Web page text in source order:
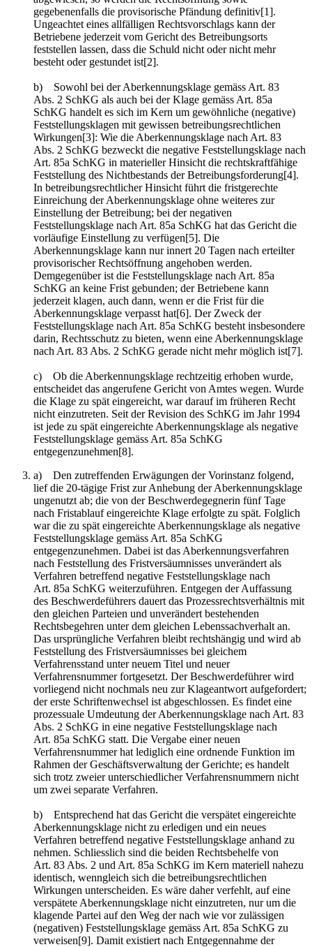
gegebenenfalls die provisorische Pfändung definitiv[1].
Ungeachtet eines allfälligen Rechtsvorschlags kann der
Betriebene jederzeit vom Gericht des Betreibungsorts
feststellen lassen, dass die Schuld nicht oder nicht mehr
besteht oder gestundet ist[2].
b) Sowohl bei der Aberkennungsklage gemäss Art. 83
Abs. 2 SchKG als auch bei der Klage gemäss Art. 85a
SchKG handelt es sich im Kern um gewöhnliche (negative)
Feststellungsklagen mit gewissen betreibungsrechtlichen
Wirkungen[3]: Wie die Aberkennungsklage nach Art. 83
Abs. 2 SchKG bezweckt die negative Feststellungsklage nach
Art. 85a SchKG in materieller Hinsicht die rechtskraftfähige
Feststellung des Nichtbestands der Betreibungsforderung[4].
In betreibungsrechtlicher Hinsicht führt die fristgerechte
Einreichung der Aberkennungsklage ohne weiteres zur
Einstellung der Betreibung; bei der negativen
Feststellungsklage nach Art. 85a SchKG hat das Gericht die
vorläufige Einstellung zu verfügen[5]. Die
Aberkennungsklage kann nur innert 20 Tagen nach erteilter
provisorischer Rechtsöffnung angehoben werden.
Demgegenüber ist die Feststellungsklage nach Art. 85a
SchKG an keine Frist gebunden; der Betriebene kann
jederzeit klagen, auch dann, wenn er die Frist für die
Aberkennungsklage verpasst hat[6]. Der Zweck der
Feststellungsklage nach Art. 85a SchKG besteht insbesondere
darin, Rechtsschutz zu bieten, wenn eine Aberkennungsklage
nach Art. 83 Abs. 2 SchKG gerade nicht mehr möglich ist[7].
c) Ob die Aberkennungsklage rechtzeitig erhoben wurde,
entscheidet das angerufene Gericht von Amtes wegen. Wurde
die Klage zu spät eingereicht, war darauf im früheren Recht
nicht einzutreten. Seit der Revision des SchKG im Jahr 1994
ist jede zu spät eingereichte Aberkennungsklage als negative
Feststellungsklage gemäss Art. 85a SchKG
entgegenzunehmen[8].
a) Den zutreffenden Erwägungen der Vorinstanz folgend,
lief die 20-tägige Frist zur Anhebung der Aberkennungsklage
ungenutzt ab; die von der Beschwerdegegnerin fünf Tage
nach Fristablauf eingereichte Klage erfolgte zu spät. Folglich
war die zu spät eingereichte Aberkennungsklage als negative
Feststellungsklage gemäss Art. 85a SchKG
entgegenzunehmen. Dabei ist das Aberkennungsverfahren
nach Feststellung des Fristversäumnisses unverändert als
Verfahren betreffend negative Feststellungsklage nach
Art. 85a SchKG weiterzuführen. Entgegen der Auffassung
des Beschwerdeführers dauert das Prozessrechtsverhältnis mit
den gleichen Parteien und unverändert bestehenden
Rechtsbegehren unter dem gleichen Lebenssachverhalt an.
Das ursprüngliche Verfahren bleibt rechtshängig und wird ab
Feststellung des Fristversäumnisses bei gleichem
Verfahrensstand unter neuem Titel und neuer
Verfahrensnummer fortgesetzt. Der Beschwerdeführer wird
vorliegend nicht nochmals neu zur Klageantwort aufgefordert;
der erste Schriftenwechsel ist abgeschlossen. Es findet eine
prozessuale Umdeutung der Aberkennungsklage nach Art. 83
Abs. 2 SchKG in eine negative Feststellungsklage nach
Art. 85a SchKG statt. Die Vergabe einer neuen
Verfahrensnummer hat lediglich eine ordnende Funktion im
Rahmen der Geschäftsverwaltung der Gerichte; es handelt
sich trotz zweier unterschiedlicher Verfahrensnummern nicht
um zwei separate Verfahren.
b) Entsprechend hat das Gericht die verspätet eingereichte
Aberkennungsklage nicht zu erledigen und ein neues
Verfahren betreffend negative Feststellungsklage anhand zu
nehmen. Schliesslich sind die beiden Rechtsbehelfe von
Art. 83 Abs. 2 und Art. 85a SchKG im Kern materiell nahezu
identisch, wenngleich sich die betreibungsrechtlichen
Wirkungen unterscheiden. Es wäre daher verfehlt, auf eine
verspätete Aberkennungsklage nicht einzutreten, nur um die
klagende Partei auf den Weg der nach wie vor zulässigen
(negativen) Feststellungsklage gemäss Art. 85a SchKG zu
verweisen[9]. Damit existiert nach Entgegennahme der